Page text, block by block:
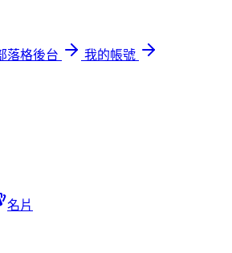
落格後台
我的帳號
名片